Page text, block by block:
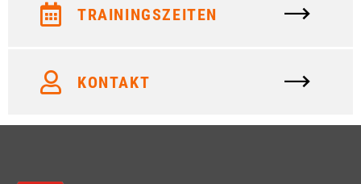
TRAININGSZEITEN
KONTAKT